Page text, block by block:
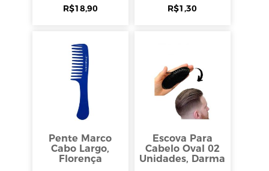
R$18,90 R$1,30
Pente Marco
Cabo Largo,
Florença
Escova Para
Cabelo Oval 02
Unidades, Darma